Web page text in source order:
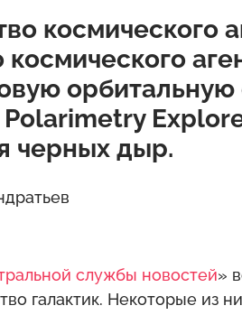
космического
космического
черных дыр.
службы новостей»
галактик. Некоторые из